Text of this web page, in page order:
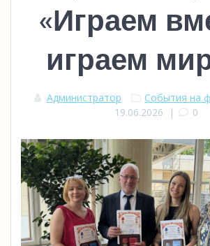
«Играем
играем
Администратор
События на
19.06.2026 | 0